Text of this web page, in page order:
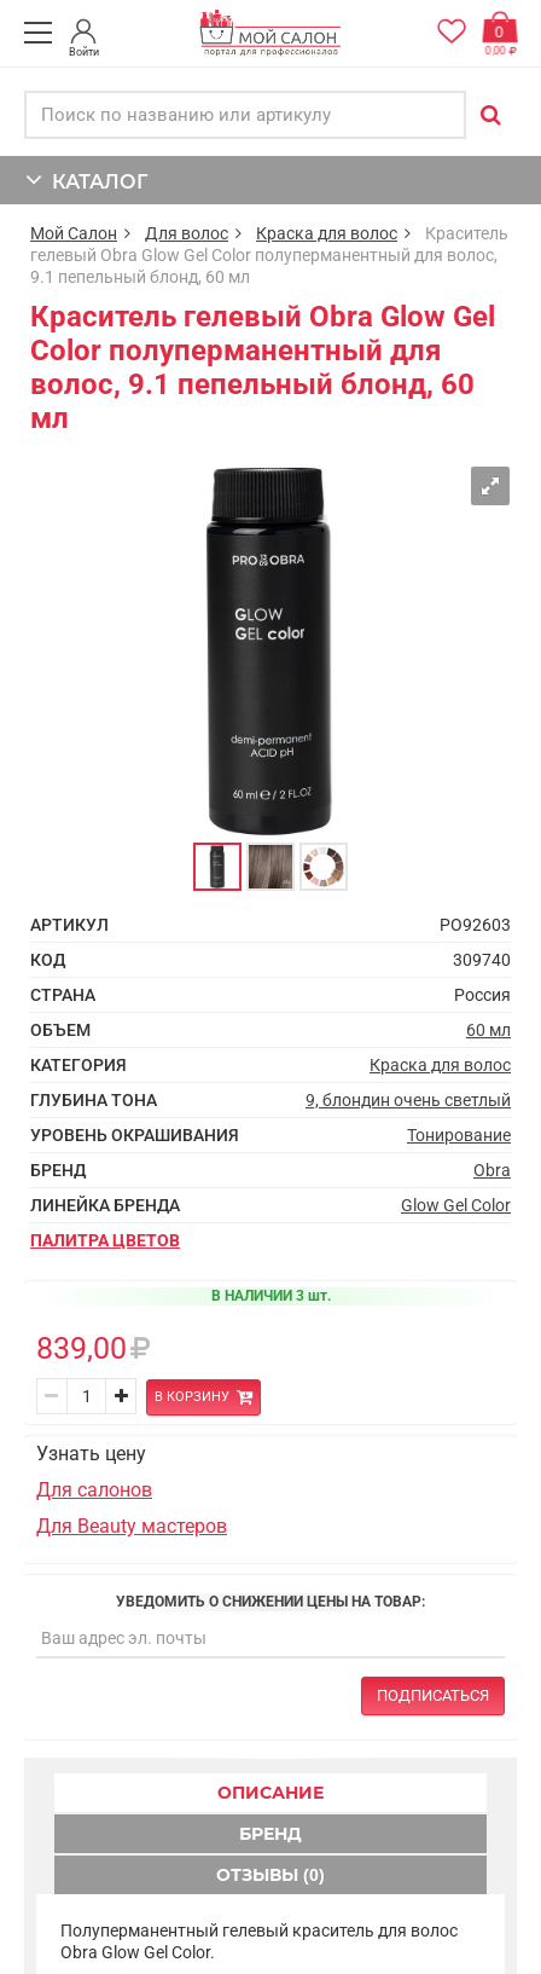
Войти
0
0,00
КАТАЛОГ
Мой Салон Для волос Краска для волос
Краситель
гелевый Obra Glow Gel Color полуперманентный для волос,
9.1 пепельный блонд, 60 мл
Краситель гелевый Obra Glow Gel
Color полуперманентный для
волос, 9.1 пепельный блонд, 60
мл
АРТИКУЛ
PO92603
КОД
309740
СТРАНА
Россия
ОБЪЕМ
60 мл
КАТЕГОРИЯ
Краска для волос
ГЛУБИНА ТОНА
9, блондин очень светлый
УРОВЕНЬ ОКРАШИВАНИЯ
Тонирование
БРЕНД
Obra
ЛИНЕЙКА БРЕНДА
Glow Gel Color
ПАЛИТРА ЦВЕТОВ
В НАЛИЧИИ 3 шт.
839,00
В КОРЗИНУ
Узнать цену
Для салонов
Для Beauty мастеров
УВЕДОМИТЬ О СНИЖЕНИИ ЦЕНЫ НА ТОВАР:
ПОДПИСАТЬСЯ
ОПИСАНИЕ
БРЕНД
ОТЗЫВЫ (0)
Полуперманентный гелевый краситель для волос
Obra Glow Gel Color.